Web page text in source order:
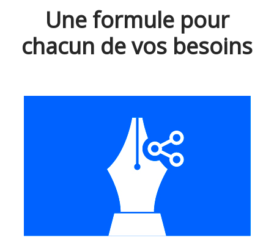
Une formule pour
chacun de vos besoins